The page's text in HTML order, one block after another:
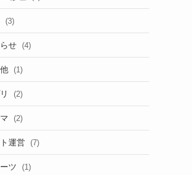
(3)
せ (4)
(1)
(2)
(2)
運営 (7)
ツ (1)